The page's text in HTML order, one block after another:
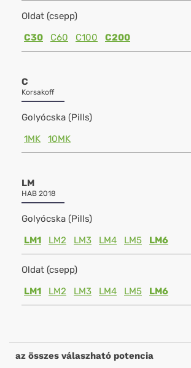
Oldat (csepp)
C30
C60 C100 C200
C
Korsakoff
Golyócska (Pills)
1MK
10MK
LM
HAB 2018
Golyócska (Pills)
LM1
LM2 LM3 LM4 LM5 LM6
Oldat (csepp)
LM1
LM2 LM3 LM4 LM5 LM6
az összes válaszható potencia